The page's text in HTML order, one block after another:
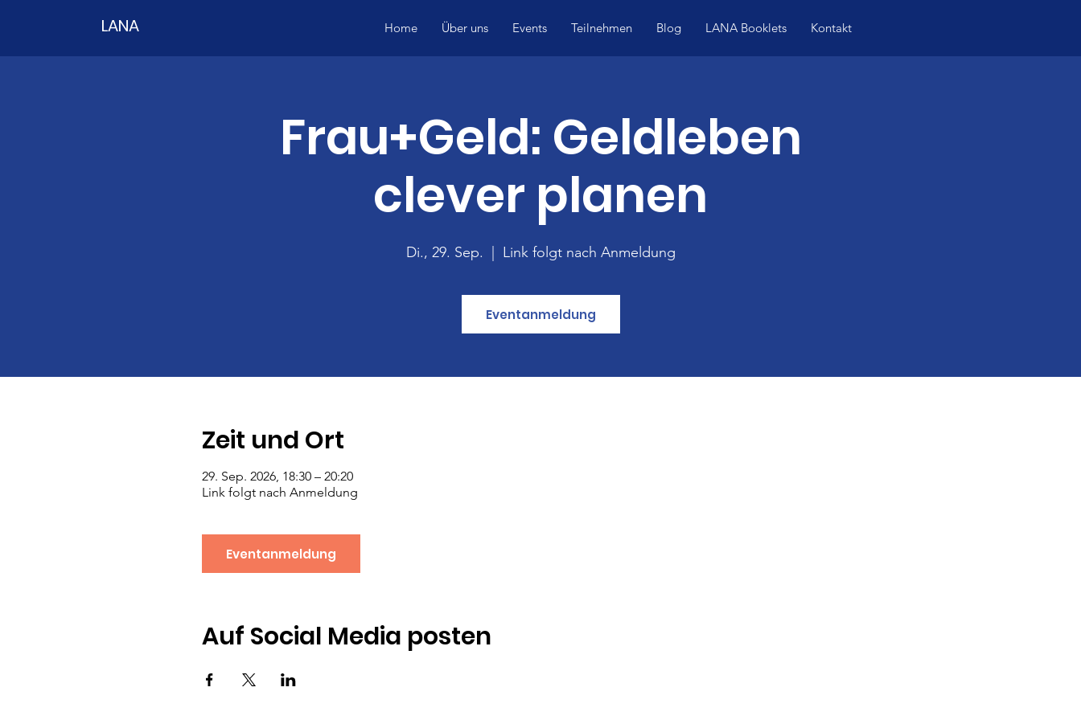
LANA Home Über uns Events Teilnehmen Blog LANA Booklets Kontakt
Frau+Geld: Geldleben
clever planen
Di., 29. Sep. Link folgt nach Anmeldung
Eventanmeldung
Zeit und Ort
29. Sep. 2026, 18:30 – 20:20
Link folgt nach Anmeldung
Eventanmeldung
Auf Social Media posten